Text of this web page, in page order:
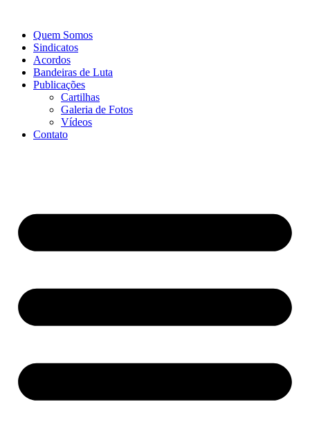
conteúdo
Quem Somos
Sindicatos
Acordos
Bandeiras de Luta
Publicações
Cartilhas
Galeria de Fotos
Vídeos
Contato